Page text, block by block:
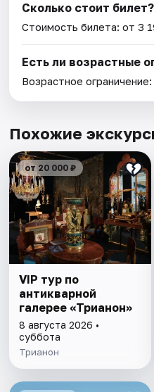
Сколько стоит билет?
Стоимость билета: от 3
Есть ли возрастные
Возрастное ограничение:
Похожие
от 20 000 ₽
VIP тур по
антикварной
галерее «Трианон»
8 августа 2026 •
суббота
Трианон